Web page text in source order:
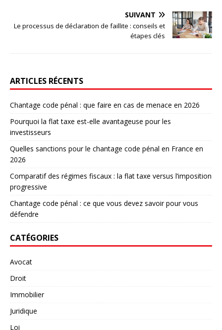
SUIVANT
Le processus de déclaration de faillite : conseils et
étapes clés
ARTICLES RÉCENTS
Chantage code pénal : que faire en cas de menace en 2026
Pourquoi la flat taxe est-elle avantageuse pour les
investisseurs
Quelles sanctions pour le chantage code pénal en France en
2026
Comparatif des régimes fiscaux : la flat taxe versus l’imposition
progressive
Chantage code pénal : ce que vous devez savoir pour vous
défendre
CATÉGORIES
Avocat
Droit
Immobilier
Juridique
Loi